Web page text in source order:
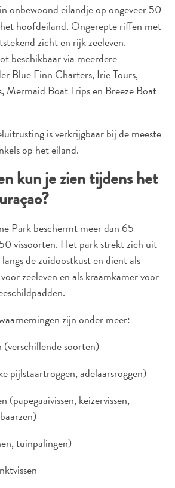
onbewoond eilandje op ongeveer 50
hoofdeiland. Ongerepte riffen met
zicht en rijk zeeleven.
beschikbaar via meerdere
Blue Finn Charters, Irie Tours,
Mermaid Boat Trips en Breeze Boat
is verkrijgbaar bij de meeste
op het eiland.
kun je zien tijdens het
Park beschermt meer dan 65
vissoorten. Het park strekt zich uit
de zuidoostkust en dient als
zeeleven en als kraamkamer voor
zijn onder meer:
(verschillende soorten)
pijlstaartroggen, adelaarsroggen)
(papegaaivissen, keizervissen,
tuinpalingen)